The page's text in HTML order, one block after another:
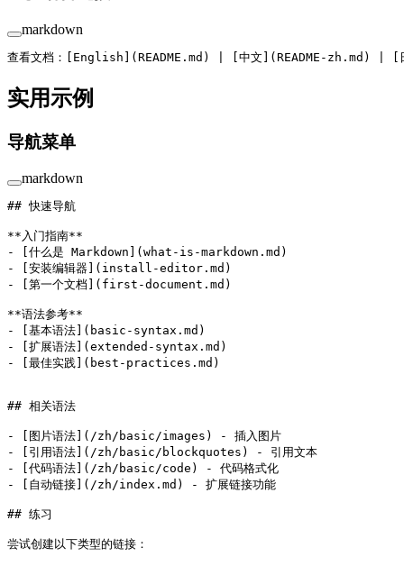
markdown
查看文档：[ English ]( README.md ) | [ 中文 ]( README-zh.md ) | [
实用示例
导航菜单
markdown
## 快速导航
**入门指南**
-
什么是 Markdown ]( what-is-markdown.md )
-
安装编辑器 ]( install-editor.md )
-
第一个文档 ]( first-document.md )
**语法参考**
-
基本语法 ]( basic-syntax.md )
-
扩展语法 ]( extended-syntax.md )
-
最佳实践 ]( best-practices.md )
## 相关语法
- 图片语法 ]( /zh/basic/images ) - 插入图片
-
引用语法 ]( /zh/basic/blockquotes ) - 引用文本
-
代码语法 ]( /zh/basic/code ) - 代码格式化
-
自动链接 ]( /zh/index.md ) - 扩展链接功能
## 练习
尝试创建以下类型的链接：